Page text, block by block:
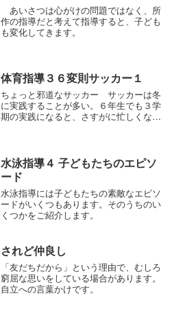
あいさつは心がけの問題ではなく、所
作の指導だと考えて指導すると、子ども
も変化してきます。
体育指導３６変則サッカー１
ちょっと邪道なサッカー サッカーは冬
に実践することが多い。６年生でも３学
期の実践になると、さすがに忙しくな
面、授業以外では全く触れない...
水泳指導４ 子どもたちのエピソ
ード
水泳指導には子どもたちの素敵なエピソ
ードがいくつもあります。そのうちのい
くつかをご紹介します。
されど仲良し
「友だちだから」という理由で、むしろ
窮屈な思いをしている場合があります。
自立への言葉かけです。